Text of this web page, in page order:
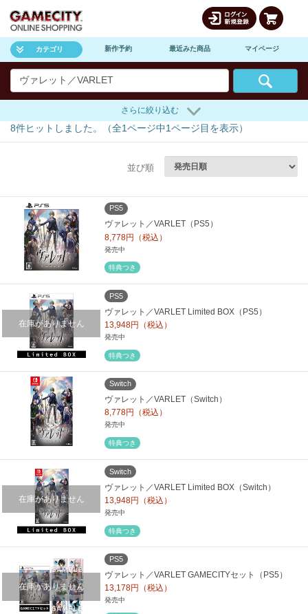
カテゴリ 新作予約 最近みた商品 マイページ
さらに絞り込む
8件ヒットしました。（全1ページ中1ページ目を表示）
並び順
PS5
ヴァレット／VARLET（PS5）
8,778円（税込）
発売中
特典つき
在庫がありません
PS5
ヴァレット／VARLET Limited BOX（PS5）
13,948円（税込）
発売中
特典つき
Switch
ヴァレット／VARLET（Switch）
8,778円（税込）
発売中
特典つき
在庫がありません
Switch
ヴァレット／VARLET Limited BOX（Switch）
13,948円（税込）
発売中
特典つき
在庫がありません
PS5
ヴァレット／VARLET GAMECITYセット（PS5）
13,178円（税込）
発売中